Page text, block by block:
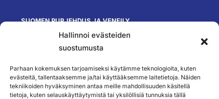
Hallinnoi evästeiden
suostumusta
Parhaan kokemuksen tarjoamiseksi käytämme teknologioita, kuten
evästeitä, tallentaaksemme ja/tai käyttääksemme laitetietoja. Näiden
tekniikoiden hyväksyminen antaa meille mahdollisuuden käsitellä
tietoja, kuten selauskäyttäytymistä tai yksilöllisiä tunnuksia tällä
SUOMEN PURJEHDUS JA VENEILY
Olympiastadion
Paavo Nurmen tie 1
Yhteystiedot
SEURAA MEITÄ